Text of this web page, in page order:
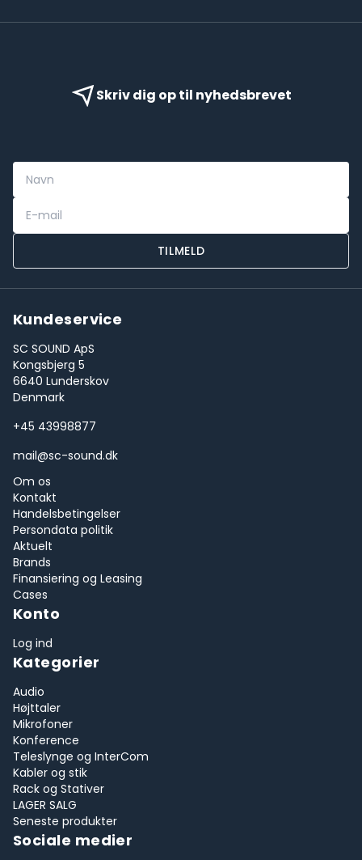
Skriv dig op til nyhedsbrevet
TILMELD
Kundeservice
SC SOUND ApS
Kongsbjerg 5
6640 Lunderskov
Denmark
+45 43998877
mail@sc-sound.dk
Om os
Kontakt
Handelsbetingelser
Persondata politik
Aktuelt
Brands
Finansiering og Leasing
Cases
Konto
Log ind
Kategorier
Audio
Højttaler
Mikrofoner
Konference
Teleslynge og InterCom
Kabler og stik
Rack og Stativer
LAGER SALG
Seneste produkter
Sociale medier